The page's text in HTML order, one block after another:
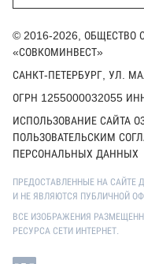
© 2016-2026, ОБЩЕСТВО
«СОВКОМИНВЕСТ»
САНКТ-ПЕТЕРБУРГ, УЛ.
ОГРН 1255000032055
ИСПОЛЬЗОВАНИЕ САЙТА
ПОЛЬЗОВАТЕЛЬСКИМ
ПЕРСОНАЛЬНЫХ ДАННЫХ
ПРЕДОСТАВЛЕННЫЕ НА
И НЕ ЯВЛЯЮТСЯ ПУБЛИЧНОЙ
ВСЕ ИЗОБРАЖЕНИЯ
РЕСУРСА СЕТИ ИНТЕРНЕТ.